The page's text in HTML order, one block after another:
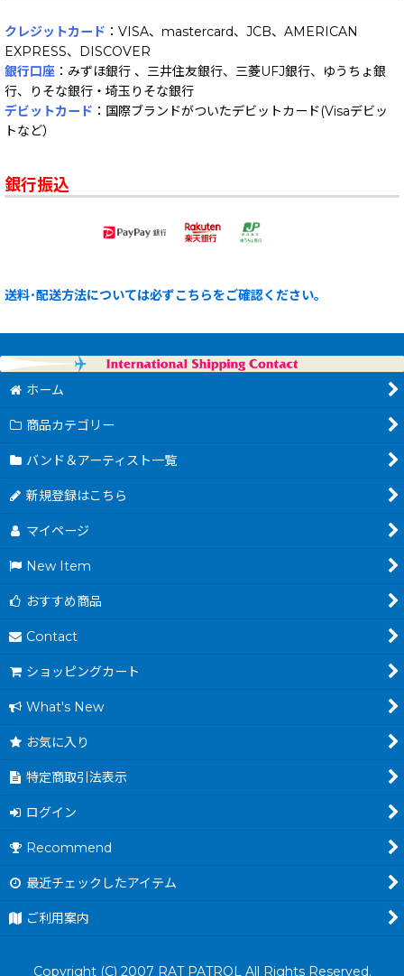
クレジットカード ：VISA、mastercard、JCB、AMERICAN
EXPRESS、DISCOVER
銀行口座 ：みずほ銀行 、三井住友銀行、三菱UFJ銀行、ゆうちょ銀
行、りそな銀行・埼玉りそな銀行
デビットカード ：国際ブランドがついたデビットカード(Visaデビッ
トなど）
銀行振込
送料･配送方法については必ずこちらをご確認ください。
ホーム
商品カテゴリー
バンド＆アーティスト一覧
新規登録はこちら
マイページ
New Item
おすすめ商品
Contact
ショッピングカート
What's New
お気に入り
特定商取引法表示
ログイン
Recommend
最近チェックしたアイテム
ご利用案内
Copyright (C) 2007 RAT PATROL All Rights Reserved.